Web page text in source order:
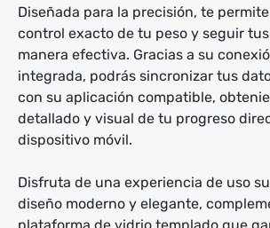
Diseñada para la precisión, te
control exacto de tu peso y seguir
manera efectiva. Gracias a su
integrada, podrás sincronizar tus
con su aplicación compatible,
detallado y visual de tu progreso
dispositivo móvil.
Disfruta de una experiencia de uso
diseño moderno y elegante,